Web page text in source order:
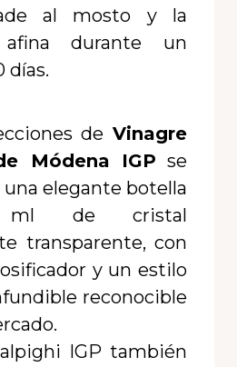
al mosto y la
durante un
días.
de Vinagre
Módena IGP se
elegante botella
de cristal
transparente, con
y un estilo
reconocible
IGP también